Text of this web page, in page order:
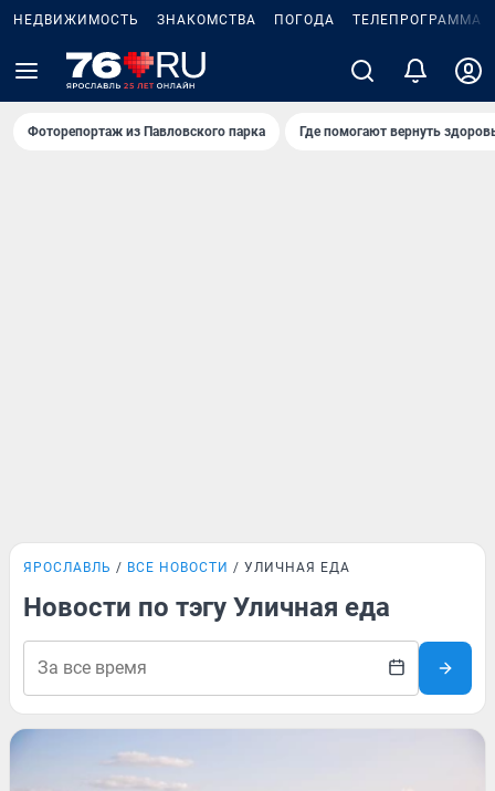
НЕДВИЖИМОСТЬ ЗНАКОМСТВА ПОГОДА ТЕЛЕПРОГРАММА
Фоторепортаж из Павловского парка Где помогают вернуть
ЯРОСЛАВЛЬ ВСЕ НОВОСТИ УЛИЧНАЯ ЕДА
Новости по тэгу Уличная еда